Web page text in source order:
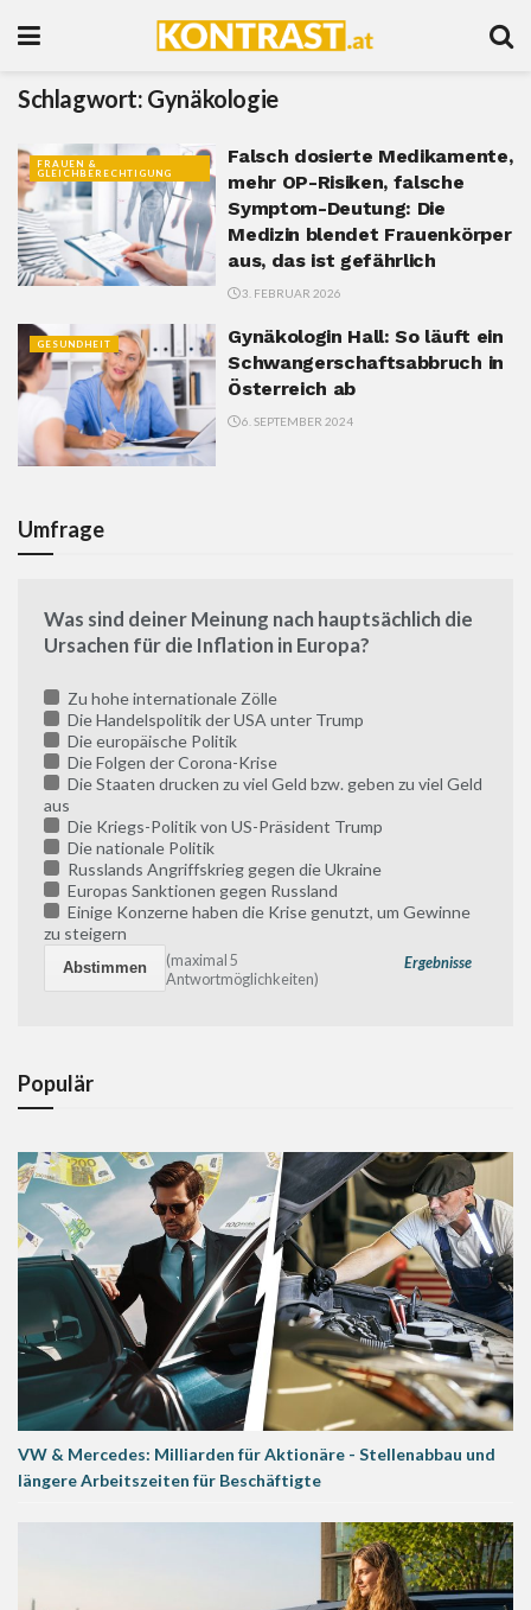
Schlagwort: Gynäkologie
FRAUEN &
GLEICHBERECHTIGUNG
Falsch dosierte Medikamente,
mehr OP-Risiken, falsche
Symptom-Deutung: Die
Medizin blendet Frauenkörper
aus, das ist gefährlich
3. FEBRUAR 2026
GESUNDHEIT
Gynäkologin Hall: So läuft ein
Schwangerschaftsabbruch in
Österreich ab
6. SEPTEMBER 2024
Umfrage
Was sind deiner Meinung nach hauptsächlich die
Ursachen für die Inflation in Europa?
Zu hohe internationale Zölle
Die Handelspolitik der USA unter Trump
Die europäische Politik
Die Folgen der Corona-Krise
Die Staaten drucken zu viel Geld bzw. geben zu viel Geld
aus
Die Kriegs-Politik von US-Präsident Trump
Die nationale Politik
Russlands Angriffskrieg gegen die Ukraine
Europas Sanktionen gegen Russland
Einige Konzerne haben die Krise genutzt, um Gewinne
zu steigern
Ergebnisse
(maximal 5
Antwortmöglichkeiten)
Populär
VW & Mercedes: Milliarden für Aktionäre - Stellenabbau und
längere Arbeitszeiten für Beschäftigte